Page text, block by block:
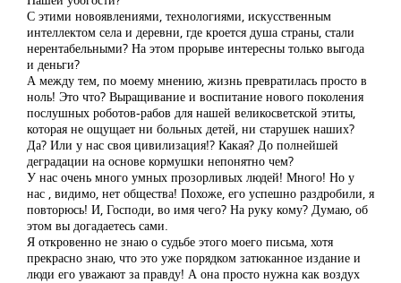
С этими новоявлениями, технологиями, искусственным
интеллектом села и деревни, где кроется душа страны, стали
нерентабельными? На этом прорыве интересны только выгода
и деньги?
А между тем, по моему мнению, жизнь превратилась просто в
ноль! Это что? Выращивание и воспитание нового поколения
послушных роботов-рабов для нашей великосветской этиты,
которая не ощущает ни больных детей, ни старушек наших?
Да? Или у нас своя цивилизация!? Какая? До полнейшей
деградации на основе кормушки непонятно чем?
У нас очень много умных прозорливых людей! Много! Но у
нас , видимо, нет общества! Похоже, его успешно раздробили, я
повторюсь! И, Господи, во имя чего? На руку кому? Думаю, об
этом вы догадаетесь сами.
Я откровенно не знаю о судьбе этого моего письма, хотя
прекрасно знаю, что это уже порядком затюканное издание и
люди его уважают за правду! А она просто нужна как воздух